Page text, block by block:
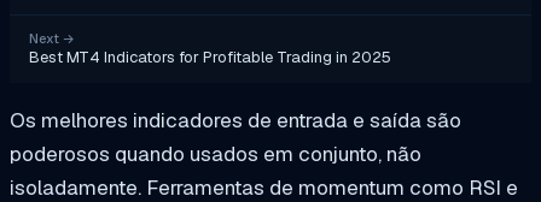
Next →
Best MT4 Indicators for Profitable Trading in 2025
Os melhores indicadores de entrada e saída são
poderosos quando usados em conjunto, não
isoladamente. Ferramentas de momentum como RSI e